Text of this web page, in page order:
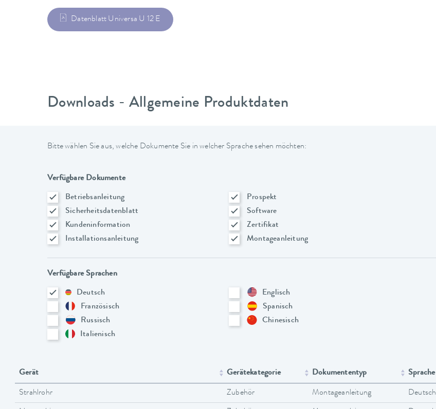
Datenblatt Universa U 12 E
Downloads - Allgemeine Produktdaten
Bitte wählen Sie aus, welche Dokumente Sie in welcher Sprache sehen möchten:
Verfügbare Dokumente
Betriebsanleitung
Prospekt
Sicherheitsdatenblatt
Software
Kundeninformation
Zertifikat
Installationsanleitung
Montageanleitung
Verfügbare Sprachen
Deutsch
Englisch
Französisch
Spanisch
Russisch
Chinesisch
Italienisch
Gerät Gerätekategorie Dokumententyp Sprache
Strahlrohr Zubehör Montageanleitung Deutsch